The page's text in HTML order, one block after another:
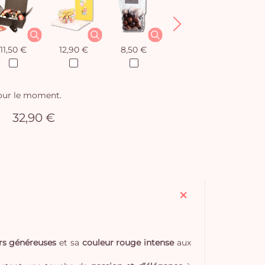
le moment.
32,90 €
11,50 € 12,90 € 8,50 €
généreuses et sa couleur rouge intenseaux